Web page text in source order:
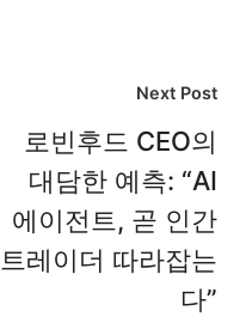
Next Post
로빈후드 CEO의
대담한 예측: “AI
에이전트, 곧 인간
트레이더 따라잡는
다”